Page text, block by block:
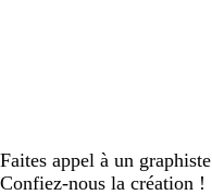
Faites appel à un graphiste
Confiez-nous la création !